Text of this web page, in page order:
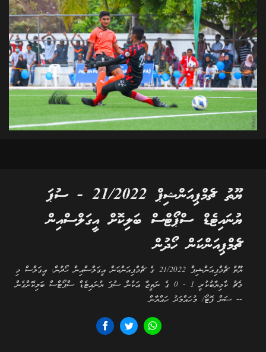
ޔޫތު ޗެމްޕިއަންޝިޕް 21/2022 - ސުޕަ
ޔުނައިޓެޑް ސްޕޯޓްސް ބަލިކޮށް އީގަލްސްއިން
ޗެމްޕިއަންކަން ހޯދުން
ޔޫތު ޗެމްޕިއަންޝިޕް 21/2022 ގެ ޗެމްޕިއަންކަން އީގަލްސްއިން ހޯދުން. އީގަލްސް މި
މެޗު ކާމިޔާބުކުރީ 1 - 0 ގެ ނަތީޖާ އަކުން ސުޕަ ޔުނައިޓެޑް ސްޕޯޓްސް ބަލިކޮށްގެން
-- ސަން ފޮޓޯ/ މުހައްމަދު ހައްޔާން